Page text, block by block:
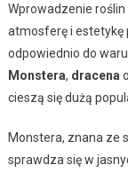
Wprowadzenie
atmosferę i estetykę
odpowiednio do
Monstera, dracena
cieszą się dużą
Monstera, znana ze
sprawdza się w